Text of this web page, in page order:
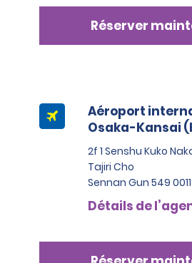
Réserver
Aéroport
Osaka-Kansai
2f 1 Senshu Kuko
Tajiri Cho
Sennan Gun 549 0011
Détails de